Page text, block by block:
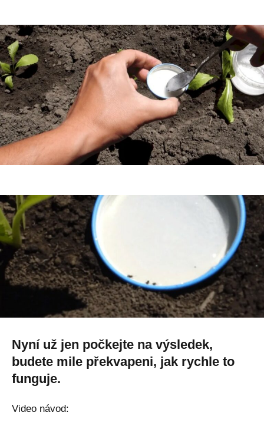
Nyní už jen počkejte na výsledek,
budete mile překvapeni, jak rychle to
funguje.
Video návod: